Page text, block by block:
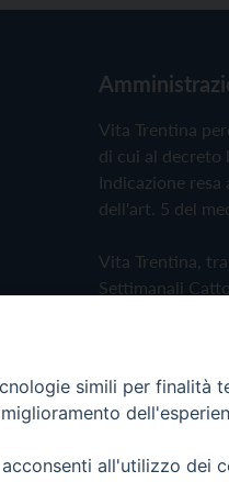
Vita Trentina
di cui al decreto
Indicazione
dell'art. 5 del
Vita Trentina,
Settimanali
Privacy Policy
simili per finalità
all'utilizzo dei